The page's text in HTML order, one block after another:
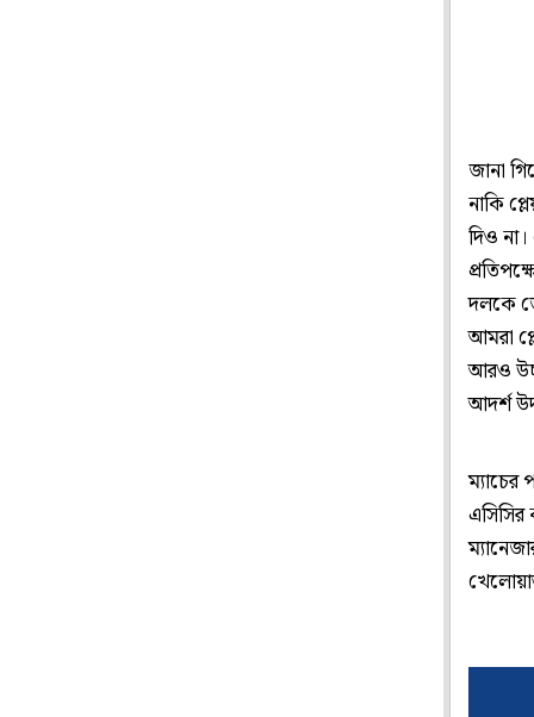
জানা
নাকি
দিও
দলকে
আমরা
আরও
আদর্শ
ম্যাচের